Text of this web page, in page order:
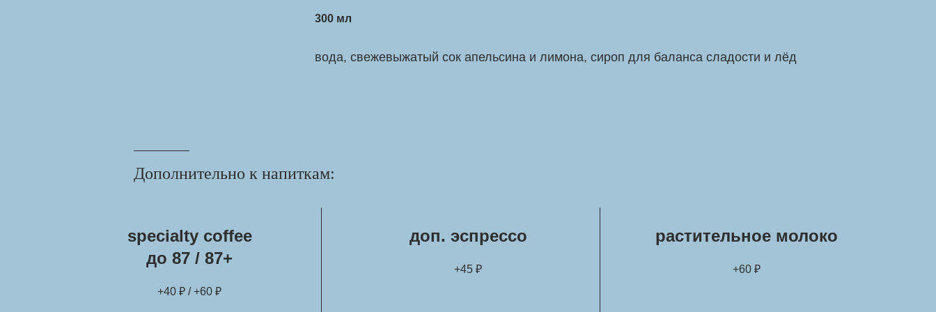
300 мл
вода, свежевыжатый сок апельсина и лимона, сироп для баланса сладости и лёд
Дополнительно к напиткам:
specialty coffee
до 87 / 87+
+40 ₽ / +60 ₽
доп. эспрессо
+45 ₽
растительное молоко
+60 ₽